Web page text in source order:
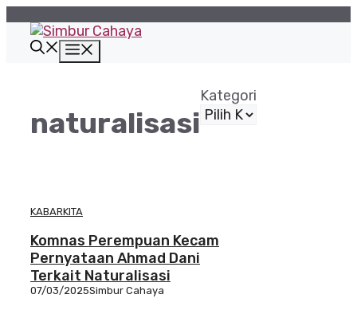
naturalisasi
Kategori
KABARKITA
Komnas Perempuan Kecam
Pernyataan Ahmad Dani
Terkait Naturalisasi
07/03/2025Simbur Cahaya